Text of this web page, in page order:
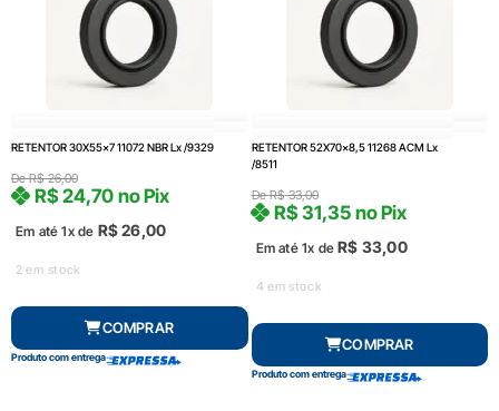
RETENTOR 30X55x7 11072 NBR Lx /9329
DeR$26,00
Em até 1x de R$26,00
R$24,70 no Pix
2 em stock
COMPRAR
Produto com entrega
RETENTOR 52X70x8,5 11268 ACM Lx
/8511
DeR$33,00
Em até 1x de R$ 33,00
R$31,35 no Pix
4 em stock
COMPRAR
Produto com entrega